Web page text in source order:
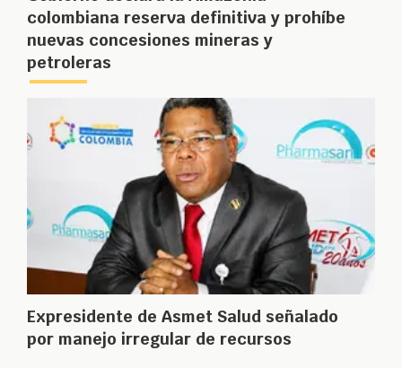
colombiana reserva definitiva y prohíbe
nuevas concesiones mineras y
petroleras
Expresidente de Asmet Salud señalado
por manejo irregular de recursos